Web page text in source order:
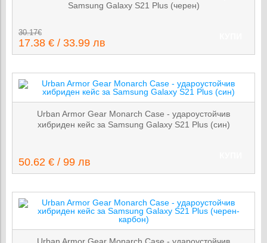
Samsung Galaxy S21 Plus (черен)
30.17€
17.38 € / 33.99 лв
Urban Armor Gear Monarch Case - удароустойчив
хибриден кейс за Samsung Galaxy S21 Plus (син)
50.62 € / 99 лв